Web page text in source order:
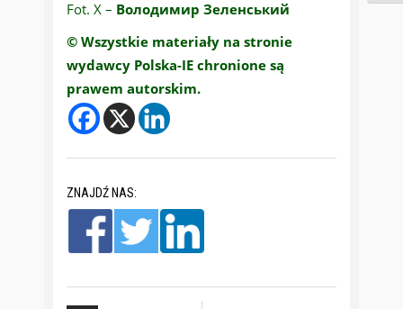
Fot. X – Володимир Зеленський
© Wszystkie materiały na stronie
wydawcy Polska-IE chronione są
prawem autorskim.
ZNAJDŹ NAS: